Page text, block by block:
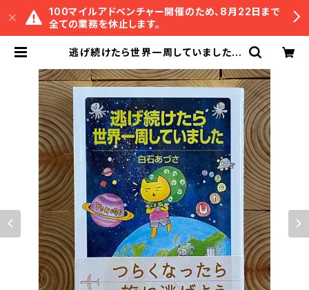
100マイルアドベンチャー開催のため、8月22日まで
全ての業務を休止します。
逃げ続けたら世界一周していました |